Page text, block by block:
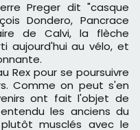
Preger dit "casque
Dondero, Pancrace
de Calvi, la flèche
aujourd'hui au vélo, et
Rex pour se poursuivre
Comme on peut s'en
ont fait l'objet de
les anciens du
musclés avec le